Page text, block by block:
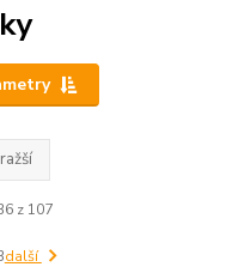
z 107
další